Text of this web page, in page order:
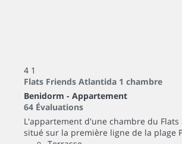
4 1
Flats Friends Atlantida 1 chambre
Benidorm - Appartement
64 Évaluations
L'appartement d'une chambre du
situé sur la première ligne de la plage